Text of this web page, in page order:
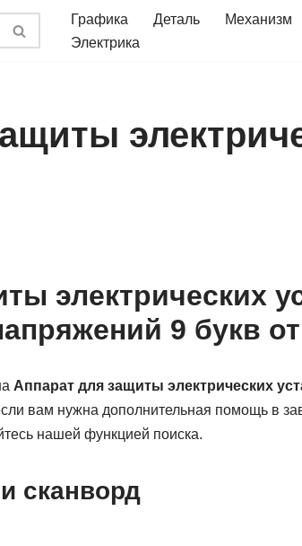
Графика Деталь Механизм
Электрика
электрических
9 букв
Аппарат для защиты электрических
вам нужна дополнительная помощь в
нашей функцией поиска.
сканворд